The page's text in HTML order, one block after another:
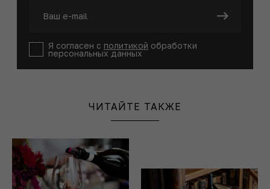
Я согласен с политикой обработки
персональных данных
ЧИТАЙТЕ ТАКЖЕ